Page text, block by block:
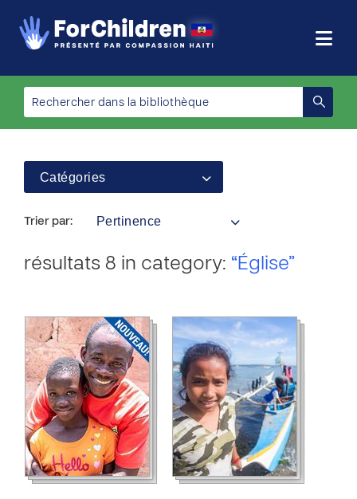
Catégories
Trier par: Pertinence
résultats 8 in category: “Église”